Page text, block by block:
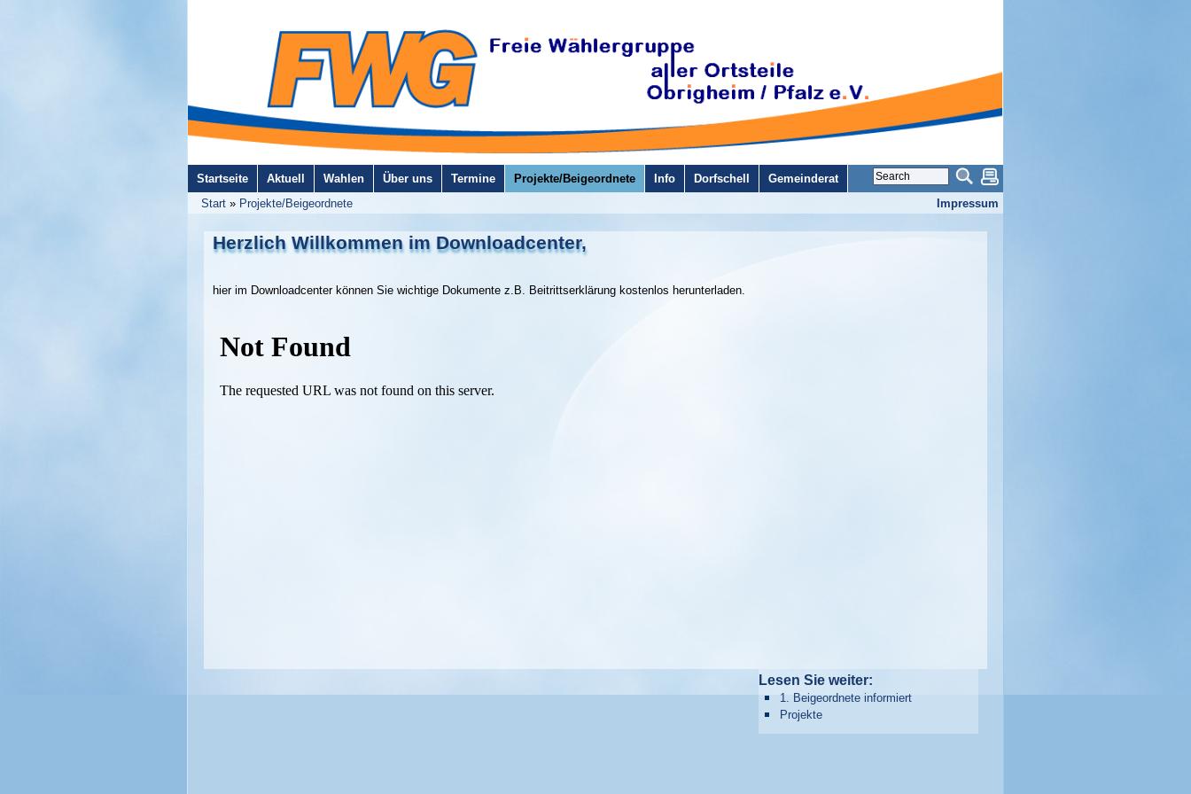
Startseite Aktuell Wahlen Über uns Termine Projekte/Beigeordnete Info Dorfschell
Gemeinderat
Start » Projekte/Beigeordnete Impressum
Herzlich Willkommen im Downloadcenter,
hier im Downloadcenter können Sie wichtige Dokumente z.B. Beitrittserklärung kostenlos herunterladen.
Lesen Sie weiter:
1. Beigeordnete informiert
Projekte